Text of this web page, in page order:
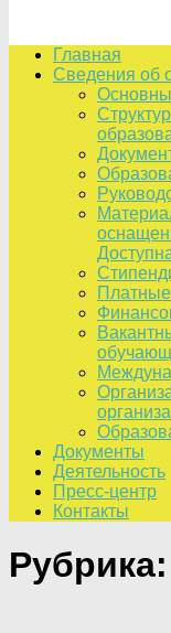
Главная
Сведения об
Платные
Документы
Деятельность
Пресс-центр
Контакты
Рубрика: